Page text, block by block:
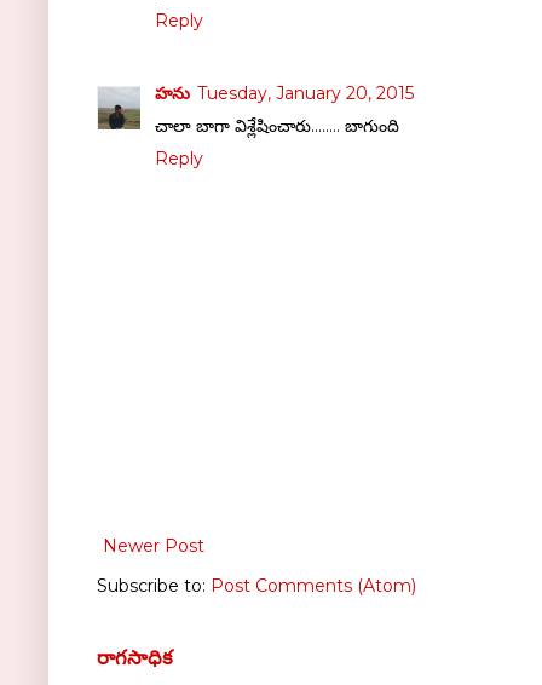
Reply
హను Tuesday, January 20, 2015
చాలా బాగా విశ్లేషించారు........ బాగుంది
Reply
Newer Post
Subscribe to: Post Comments (Atom)
రాగసాధిక